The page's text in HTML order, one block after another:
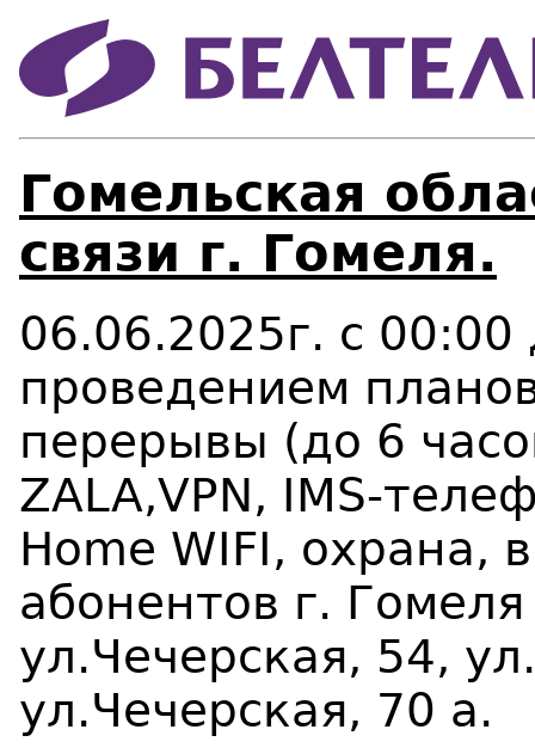
Гомельская
связи г. Гомеля.
06.06.2025г. с 00:00
проведением
перерывы (до 6
ZALA,VPN, IMS-
Home WIFI, охрана,
абонентов г.
ул.Чечерская, 54,
ул.Чечерская, 70 а.